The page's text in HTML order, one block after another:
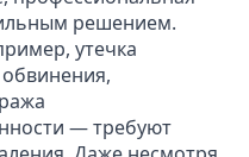
решением.
утечка
— требуют